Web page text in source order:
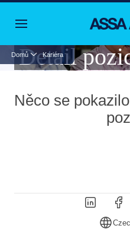
Domů Kariéra
Detail
Něco se